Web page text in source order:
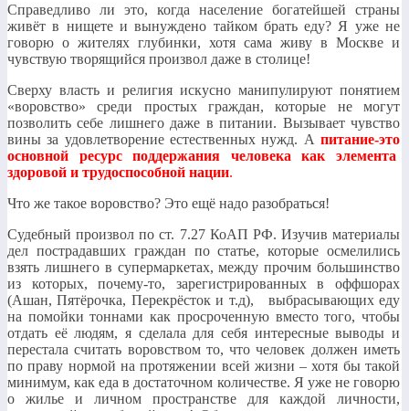
Справедливо ли это, когда население богатейшей страны
живёт в нищете и вынуждено тайком брать еду? Я уже не
говорю о жителях глубинки, хотя сама живу в Москве и
чувствую творящийся произвол даже в столице!
Сверху власть и религия искусно манипулируют понятием
«воровство» среди простых граждан, которые не могут
позволить себе лишнего даже в питании. Вызывает чувство
вины за удовлетворение естественных нужд. А питание-это
основной ресурс поддержания человека как элемента
здоровой и трудоспособной нации.
Что же такое воровство? Это ещё надо разобраться!
Судебный произвол по ст. 7.27 КоАП РФ. Изучив материалы
дел пострадавших граждан по статье, которые осмелились
взять лишнего в супермаркетах, между прочим большинство
из которых, почему-то, зарегистрированных в оффшорах
(Ашан, Пятёрочка, Перекрёсток и т.д), выбрасывающих еду
на помойки тоннами как просроченную вместо того, чтобы
отдать её людям, я сделала для себя интересные выводы и
перестала считать воровством то, что человек должен иметь
по праву нормой на протяжении всей жизни – хотя бы такой
минимум, как еда в достаточном количестве. Я уже не говорю
о жилье и личном пространстве для каждой личности,